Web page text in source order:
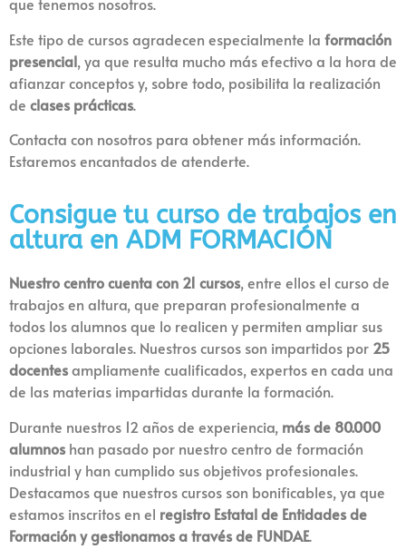
Este tipo de cursos agradecen especialmente la formación
presencial, ya que resulta mucho más efectivo a la hora de
afianzar conceptos y, sobre todo, posibilita la realización
de clases prácticas.
Contacta con nosotros para obtener más información.
Estaremos encantados de atenderte.
Consigue tu curso de trabajos en
altura en ADM FORMACIÓN
Nuestro centro cuenta con 21 cursos, entre ellos el curso de
trabajos en altura, que preparan profesionalmente a
todos los alumnos que lo realicen y permiten ampliar sus
opciones laborales. Nuestros cursos son impartidos por 25
docentesampliamente cualificados, expertos en cada una
de las materias impartidas durante la formación.
Durante nuestros 12 años de experiencia, más de 80.000
alumnoshan pasado por nuestro centro de formación
industrial y han cumplido sus objetivos profesionales.
Destacamos que nuestros cursos son bonificables, ya que
estamos inscritos en el registro Estatal de Entidades de
Formación y gestionamos a través de FUNDAE.